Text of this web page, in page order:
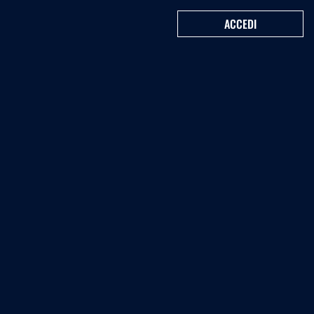
ACCEDI